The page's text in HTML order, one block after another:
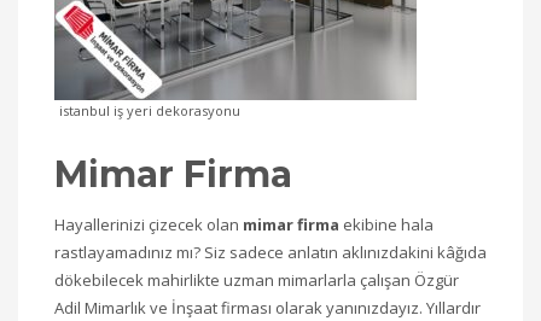
istanbul iş yeri dekorasyonu
Mimar Firma
Hayallerinizi çizecek olan mimar firma ekibine hala
rastlayamadınız mı? Siz sadece anlatın aklınızdakini kâğıda
dökebilecek mahirlikte uzman mimarlarla çalışan Özgür
Adil Mimarlık ve İnşaat firması olarak yanınızdayız. Yıllardır